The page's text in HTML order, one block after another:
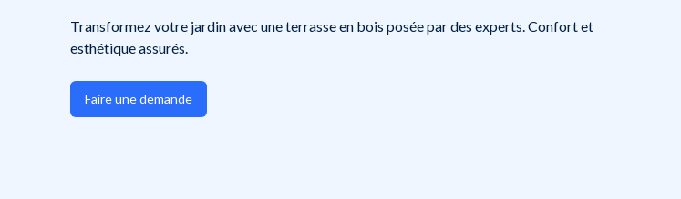
Transformez votre jardin avec une terrasse en bois posée par des experts. Confort et
esthétique assurés.
Faire une demande